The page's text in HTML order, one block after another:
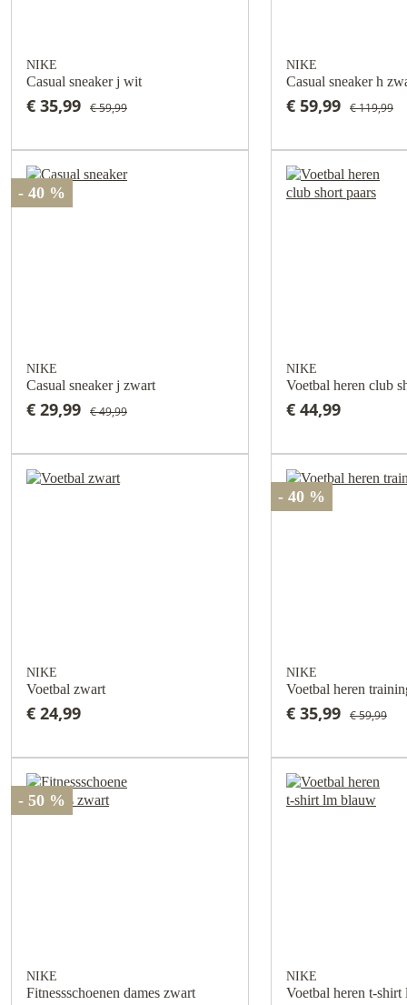
NIKE
Casual sneaker j wit
€ 35,99 € 59,99
NIKE
Casual sneaker h
€ 59,99 € 119,99
- 40 %
NIKE
Casual sneaker j zwart
€ 29,99 € 49,99
NIKE
€ 44,99
NIKE
Voetbal zwart
€ 24,99
- 40 %
NIKE
Voetbal heren
€ 35,99 € 59,99
- 50 %
NIKE
Fitnessschoenen dames zwart
NIKE
Voetbal heren t-